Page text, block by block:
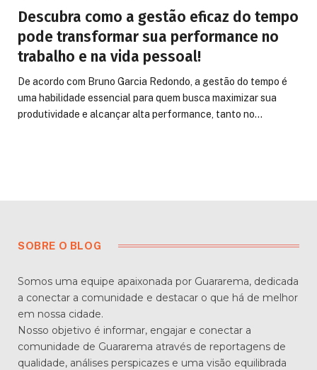
Descubra como a gestão eficaz do tempo
pode transformar sua performance no
trabalho e na vida pessoal!
De acordo com Bruno Garcia Redondo, a gestão do tempo é
uma habilidade essencial para quem busca maximizar sua
produtividade e alcançar alta performance, tanto no…
SOBRE O BLOG
Somos uma equipe apaixonada por Guararema, dedicada
a conectar a comunidade e destacar o que há de melhor
em nossa cidade.
Nosso objetivo é informar, engajar e conectar a
comunidade de Guararema através de reportagens de
qualidade, análises perspicazes e uma visão equilibrada